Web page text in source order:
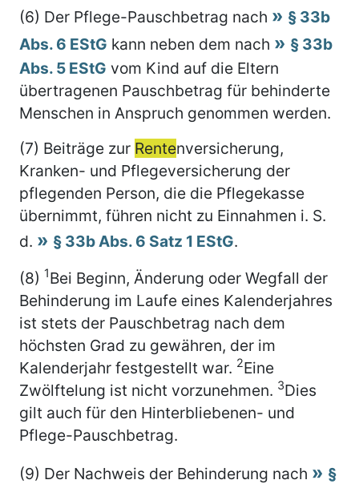
(6) Der Pflege-Pauschbetrag nach
§ 33b
Abs. 6 EStG kann neben dem nach
§ 33b
Abs. 5 EStG vom Kind auf die Eltern
übertragenen Pauschbetrag für behinderte
Menschen in Anspruch genommen werden.
(7) Beiträge zur Rentenversicherung,
Kranken- und Pflegeversicherung der
pflegenden Person, die die Pflegekasse
übernimmt, führen nicht zu Einnahmen i. S.
d.
§ 33b Abs. 6 Satz 1 EStG.
(8) 1Bei Beginn, Änderung oder Wegfall der
Behinderung im Laufe eines Kalenderjahres
ist stets der Pauschbetrag nach dem
höchsten Grad zu gewähren, der im
Kalenderjahr festgestellt war. 2Eine
Zwölftelung ist nicht vorzunehmen. 3Dies
gilt auch für den Hinterbliebenen- und
Pflege-Pauschbetrag.
(9) Der Nachweis der Behinderung nach
§